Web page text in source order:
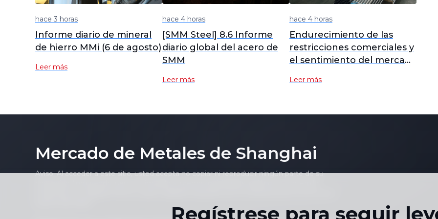
hace 3 horas
Informe diario de mineral
de hierro MMi (6 de agosto)
Leer más
hace 4 horas
[SMM Steel] 8.6 Informe
diario global del acero de
SMM
Leer más
hace 4 horas
Endurecimiento de las
restricciones comerciales y
el sentimiento del mercado
precio del mineral de
Leer más
Regístrese para seguir
Mercado de Metales de Shanghai
Aviso: Al acceder a este sitio, usted acepta no copiar ni reproducir ningún parte de su